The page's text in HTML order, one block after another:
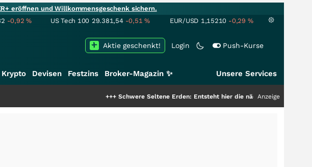
eröffnen und Willkommensgeschenk sichern.
-0,92% US Tech 100 29.381,54 -0,51% EUR/USD 1,15210 -0,29 %
Login Push-Kurse
Aktie geschenkt!
Krypto Devisen Festzins Broker-Magazin ✨ Unsere Services
Schwere Seltene Erden: Entsteht hier die nächste Milliardenstory?
Anzeige